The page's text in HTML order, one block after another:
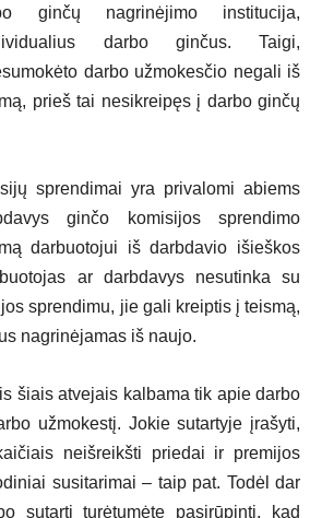
ginčų nagrinėjimo institucija,
darbo ginčus. Taigi,
darbo užmokesčio negali iš
prieš tai nesikreipęs į darbo ginčų
sprendimai yra privalomi abiems
ginčo komisijos sprendimo
darbuotojui iš darbdavio išieškos
ar darbdavys nesutinka su
sprendimu, jie gali kreiptis į teismą,
nagrinėjamas iš naujo.
šiais atvejais kalbama tik apie darbo
užmokestį. Jokie sutartyje įrašyti,
neišreikšti priedai ir premijos
susitarimai – taip pat. Todėl dar
sutartį turėtumėte pasirūpinti, kad